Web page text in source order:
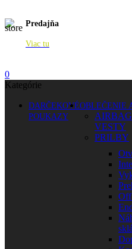
Predajňa
Viac tu
0
Kategórie
DARČEKOVÉ
POUKAZY
OBLEČENIE
VESTY
PRILBY
Off